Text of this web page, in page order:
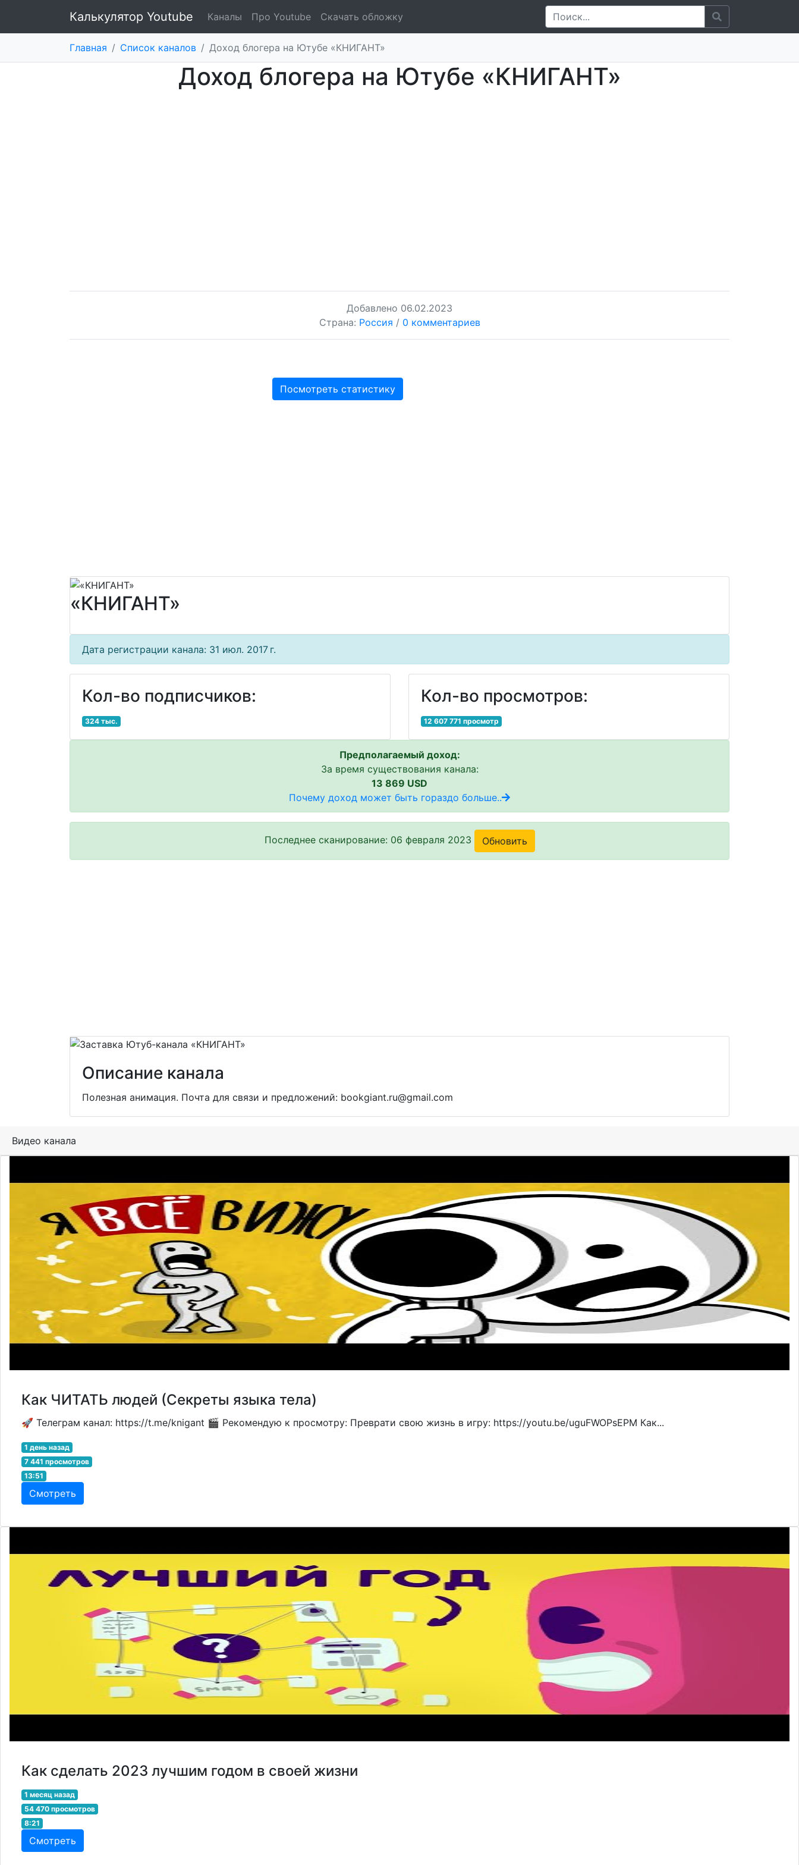
Калькулятор Youtube Каналы Про Youtube Скачать обложку
Главная / Список каналов / Доход блогера на Ютубе «КНИГАНТ»
Доход блогера на Ютубе «КНИГАНТ»
Добавлено 06.02.2023
Страна: Россия / 0 комментариев
Посмотреть статистику
«КНИГАНТ»
Дата регистрации канала: 31 июл. 2017 г.
Кол-во подписчиков:
324 тыс.
Кол-во просмотров:
12 607 771 просмотр
Предполагаемый доход:
За время существования канала:
13 869 USD
Почему доход может быть гораздо больше..
Последнее сканирование: 06 февраля 2023 Обновить
Описание канала
Полезная анимация. Почта для связи и предложений: bookgiant.ru@gmail.com
Видео канала
Как ЧИТАТЬ людей (Секреты языка тела)
🚀 Телеграм канал: https://t.me/knigant 🎬 Рекомендую к просмотру: Преврати свою жизнь в игру: https://youtu.be/uguFWOPsEPM Как...
1 день назад
7 441 просмотров
13:51
Смотреть
Как сделать 2023 лучшим годом в своей жизни
1 месяц назад
54 470 просмотров
8:21
Смотреть